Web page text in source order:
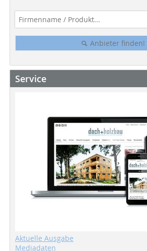
Anbieter finden!
Service
Aktuelle Ausgabe
Mediadaten